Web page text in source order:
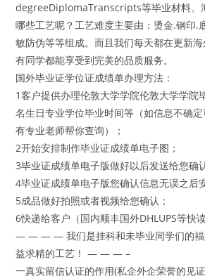
degreeDiplomaTranscripts等毕业材料。
哪些工艺呢？工艺难度主要由：烫金.钢印.
敏防伪等等组成。而且我们每天都在更新
有同学都能享受到完美的品质服务。
国外毕业证学位证成绩单办理方法：
1客户提供办理伦敦大学学院伦敦大学学院
名生日专业学位毕业时间等（如信息不确
有专业老师帮你查询）；
2开始安排制作毕业证成绩单电子图；
3毕业证成绩单电子版做好以后发送给您确
4毕业证成绩单电子版您确认信息无误之后
5成品做好拍照或者视频给您确认；
6快递给客户（国内顺丰国外DHLUPS等快读
— — — — 我们是挂科和未毕业同学们的福
益求精的工艺！ — — — –
一真实留信认证的作用(私企外企荣誉的见